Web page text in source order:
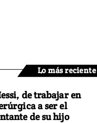
Lo más reciente
de trabajar en
a ser el
de su hijo